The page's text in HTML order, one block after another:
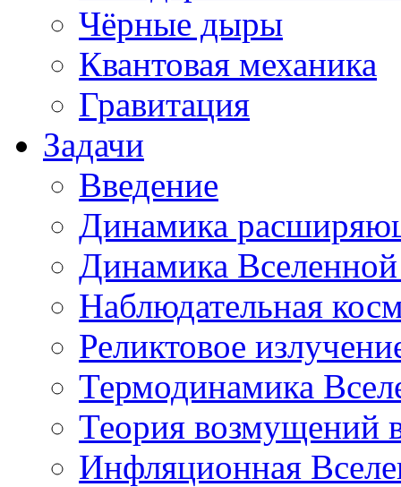
Чёрные дыры
Квантовая механика
Гравитация
Задачи
Введение
Динамика
Динамика
Наблюдательная
Реликтовое
Термодинамика
Теория возмущений
Инфляционная